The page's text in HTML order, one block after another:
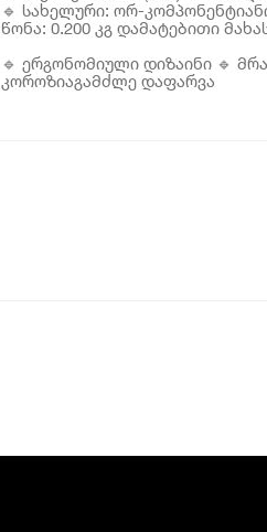
🔹 სახელური: ორ-
წონა: 0.200 კგ დამატებითი
🔹 ერგონომიული დიზაინი 🔹
კოროზიაგამძლე დაფარვა